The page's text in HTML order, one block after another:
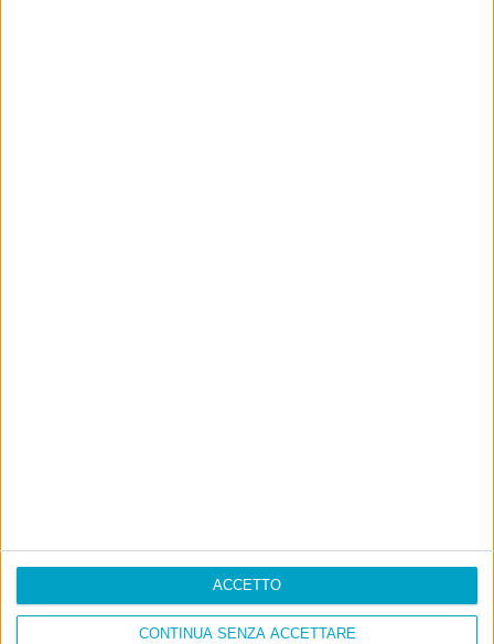
CONTINUA SENZA ACCETTARE
ACCETTO